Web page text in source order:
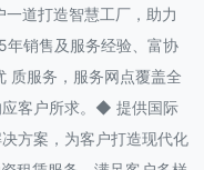
道打造智慧工厂，助力
销售及服务经验、富协
质服务，服务网点覆盖全
应客户所求。◆ 提供国际
方案，为客户打造现代化